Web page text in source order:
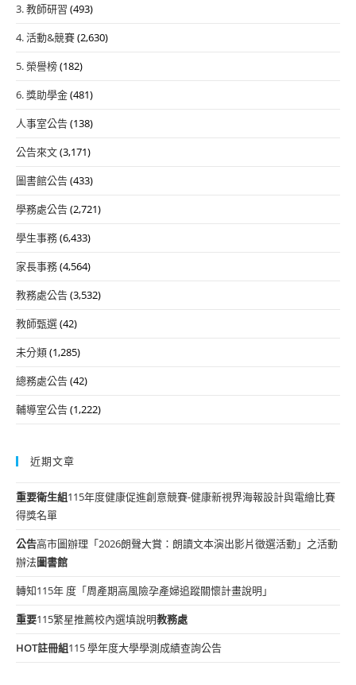
3. 教師研習 (493)
4. 活動&競賽(2,630)
5. 榮譽榜(182)
6. 獎助學金(481)
人事室公告(138)
公告來文(3,171)
圖書館公告(433)
學務處公告(2,721)
學生事務(6,433)
家長事務(4,564)
教務處公告(3,532)
教師甄選(42)
未分類(1,285)
總務處公告(42)
輔導室公告(1,222)
近期文章
重要衛生組115年度健康促進創意競賽-健康新視界海報設計與電繪比賽
得獎名單
公告高市圖辦理「2026朗聲大賞：朗讀文本演出影片徵選活動」之活動
辦法圖書館
轉知115年 度「周產期高風險孕產婦追蹤關懷計畫說明」
重要115繁星推薦校內選填說明教務處
HOT註冊組115 學年度大學學測成績查詢公告